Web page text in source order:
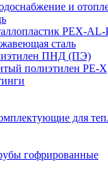
и
PEX-AL-
сталь
ПНД (ПЭ)
полиэтилен PE-
для
гофрированные